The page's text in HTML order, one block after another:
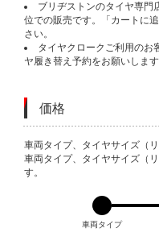
ブリヂストンのタイヤ専門
位での販売です。「カートに
さい。
タイヤクロークご利用のお
ヤ履き替え予約をお願いします
価格
VARIATIONS
車両タイプ、タイヤサイズ（
車両タイプ、タイヤサイズ（
す。
車両タイプ